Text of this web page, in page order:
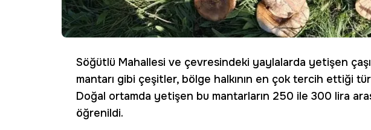
Söğütlü Mahallesi ve çevresindeki yaylalarda yetişen
mantarı gibi çeşitler, bölge halkının en çok tercih ettiği
Doğal ortamda yetişen bu mantarların 250 ile 300 lira
öğrenildi.